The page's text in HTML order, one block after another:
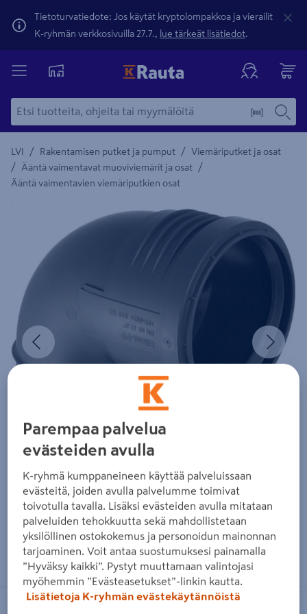
Tietoturvatiedote: Jos käytät kryptolompakkoa ja vierailit
K-ryhmän verkkosivuilla 27.7., lue tärkeät lisätiedot.
LVI / Rakentamisen putket ja pumput / Viemäriputket ja osat
/ Ääntä vaimentavat muoviviemärit ja osat /
Ääntä vaimentavien viemäriputkien osat
Yksityiskohtainen kuvaus löytyy Tuotteen kuvaus -
Edellinen
Zoomaa kuvaa sormilla kosketusnäytöllä
Parempaa palvelua
evästeiden avulla
K-ryhmä kumppaneineen käyttää palveluissaan
evästeitä, joiden avulla palvelumme toimivat
toivotulla tavalla. Lisäksi evästeiden avulla mitataan
palveluiden tehokkuutta sekä mahdollistetaan
yksilöllinen ostokokemus ja personoidun mainonnan
tarjoaminen. Voit antaa suostumuksesi painamalla
”Hyväksy kaikki”. Pystyt muuttamaan valintojasi
myöhemmin ”Evästeasetukset”-linkin kautta.
Lisätietoja K-ryhmän evästekäytännöistä